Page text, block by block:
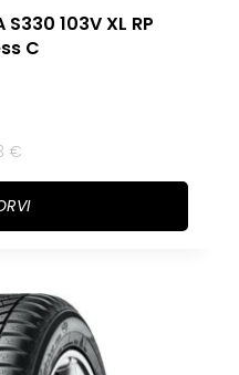
S330 103V XL RP
C
€